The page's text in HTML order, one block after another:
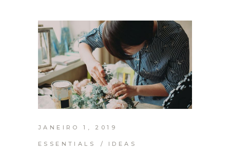
JANEIRO 1, 2019
ESSENTIALS IDEAS